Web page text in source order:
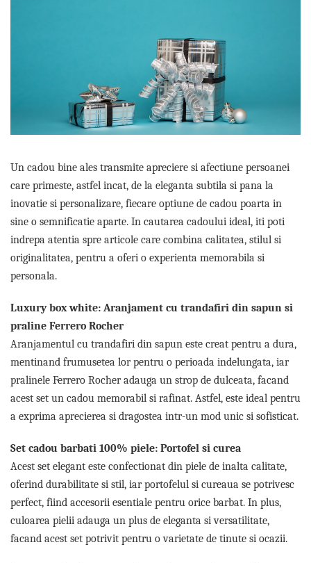
Seturi cadou barbati portofel si curea
Cadouri craciun barbati
Cadouri personalizate barbati
Cadouri copii bebelusi 0+
Lenjerii de pat Disney
Cadouri copii 1 an
Cadouri craciun copii
Colectia Disney
Sticlă pentru apa Personalizată
Sepci personalizate
Lenjerii de pat pentru copii
Cadouri Cuplu
Fashion
Pijamale de CRACIUN
Pijamale de dama
Pijamale de barbati
Pijamale
WINTER Collection
Halate si pijamale Family
Incaltaminte
Seturi elegante femei
Umbrele
Bannere personalizate scoli si gradinite
Caserole personalizate sandwich
Saculeti personalizati
Sticla de apa personalizata
Un cadou bine ales transmite apreciere si afectiune persoanei
care primeste, astfel incat, de la eleganta subtila si pana la
inovatie si personalizare, fiecare optiune de cadou poarta in
sine o semnificatie aparte. In cautarea cadoului ideal, iti poti
indrepa atentia spre articole care combina calitatea, stilul si
originalitatea, pentru a oferi o experienta memorabila si
personala.
Luxury box white: Aranjament cu trandafiri din sapun si
praline Ferrero Rocher
Aranjamentul cu trandafiri din sapun este creat pentru a dura,
mentinand frumusetea lor pentru o perioada indelungata, iar
pralinele Ferrero Rocher adauga un strop de dulceata, facand
acest set un cadou memorabil si rafinat. Astfel, este ideal pentru
a exprima aprecierea si dragostea intr-un mod unic si sofisticat.
Set cadou barbati 100% piele: Portofel si curea
Acest set elegant este confectionat din piele de inalta calitate,
oferind durabilitate si stil, iar portofelul si cureaua se potrivesc
perfect, fiind accesorii esentiale pentru orice barbat. In plus,
culoarea pielii adauga un plus de eleganta si versatilitate,
facand acest set potrivit pentru o varietate de tinute si ocazii.